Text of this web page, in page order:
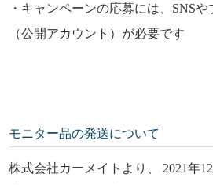
・キャンペーンの応募には、SNS
（公開アカウント）が必要です
モニター品の発送について
株式会社カーメイトより、 2021年